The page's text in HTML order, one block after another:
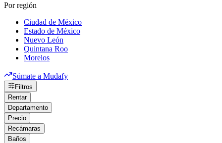
Por región
Ciudad de México
Estado de México
Nuevo León
Quintana Roo
Morelos
Súmate a Mudafy
Filtros
Rentar
Departamento
Precio
Recámaras
Baños